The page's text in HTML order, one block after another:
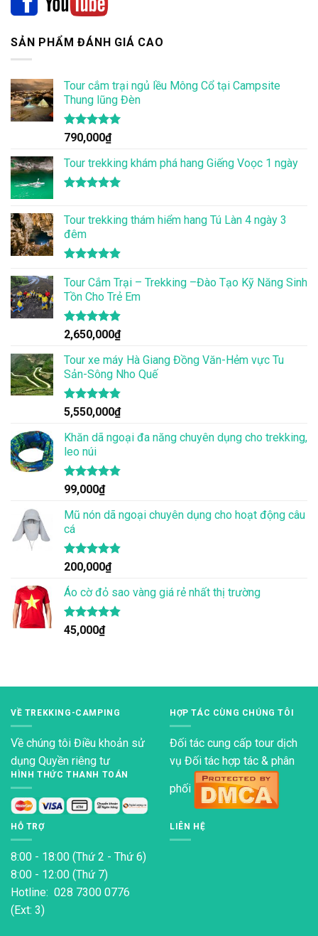
SẢN PHẨM ĐÁNH GIÁ CAO
Tour cắm trại ngủ lều Mông Cổ tại Campsite
Thung lũng Đèn
Được xếp
hạng
5.00
5 sao
790,000₫
Tour trekking khám phá hang Giếng Voọc 1 ngày
5 sao
Tour trekking thám hiểm hang Tú Làn 4 ngày 3
đêm
hạng4.86
5 sao
Tour Cắm Trại – Trekking –Đào Tạo Kỹ Năng Sinh
Tồn Cho Trẻ Em
Được xếp
hạng 4.86
5 sao
2,650,000₫
Tour xe máy Hà Giang Đồng Văn-Hẻm vực Tu
Sản-Sông Nho Quế
Được xếp
hạng 4.83
5 sao
5,550,000₫
Khăn dã ngoại đa năng chuyên dụng cho trekking,
leo núi
Được xếp
hạng
4.83
5 sao
99,000₫
Mũ nón dã ngoại chuyên dụng cho hoạt động câu
cá
Được xếp
hạng
4.83
5 sao
200,000₫
Áo cờ đỏ sao vàng giá rẻ nhất thị trường
Được xếp
hạng
4.80
45,000₫
VỀ TREKKING-CAMPING
Về chúng tôi Điều khoản sử
dụng Quyền riêng tư
HÌNH THỨC THANH TOÁN
HỢP TÁC CÙNG CHÚNG TÔI
Đối tác cung cấp tour dịch
vụ Đối tác hợp tác & phân
phối
HỖ TRỢ
8:00 - 18:00 (Thứ 2 - Thứ 6)
8:00 - 12:00 (Thứ 7)
Hotline: 028 7300 0776
(Ext: 3)
LIÊN HỆ